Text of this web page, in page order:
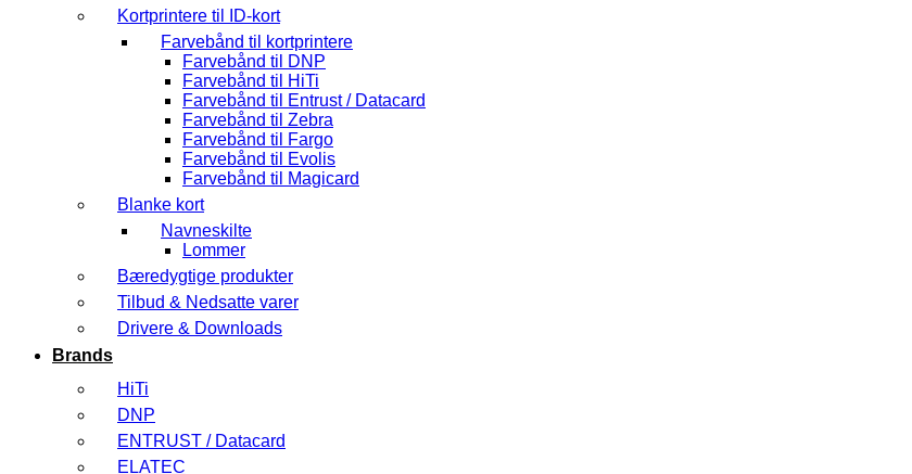
Kortprintere til ID-kort
Farvebånd til kortprintere
Farvebånd til DNP
Farvebånd til HiTi
Farvebånd til Entrust / Datacard
Farvebånd til Zebra
Farvebånd til Fargo
Farvebånd til Evolis
Farvebånd til Magicard
Blanke kort
Navneskilte
Lommer
Bæredygtige produkter
Tilbud & Nedsatte varer
Drivere & Downloads
Brands
HiTi
DNP
ENTRUST / Datacard
ELATEC